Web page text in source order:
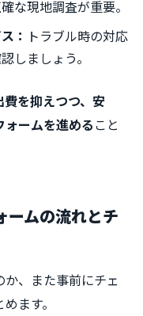
な現地調査が重要。
： トラブル時の対応
しましょう。
費を抑えつつ、安
ームを進めること
ームの流れとチ
、また事前にチェ
ます。